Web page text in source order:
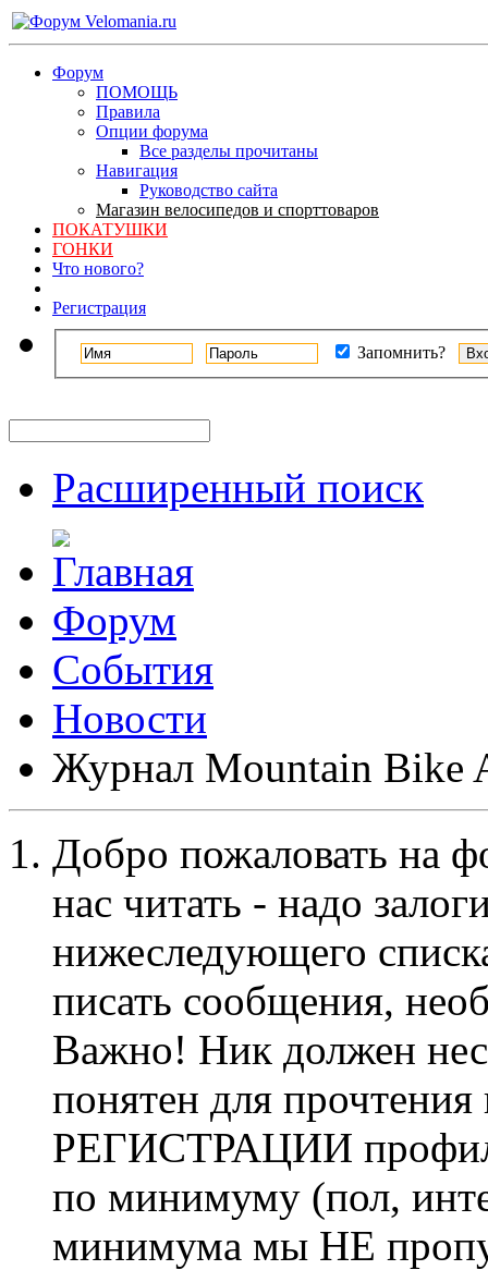
Форум
ПОМОЩЬ
Правила
Опции форума
Все разделы прочитаны
Навигация
Руководство сайта
Магазин велосипедов и спорттоваров
ПОКАТУШКИ
ГОНКИ
Что нового?
Регистрация
Запомнить?
Расширенный поиск
Форум
События
Новости
Журнал Mountain Bike
Добро пожаловать на
нас читать - надо
нижеследующего
писать сообщения,
Важно! Ник должен
понятен для
РЕГИСТРАЦИИ профиль
по минимуму (пол,
минимума мы НЕ